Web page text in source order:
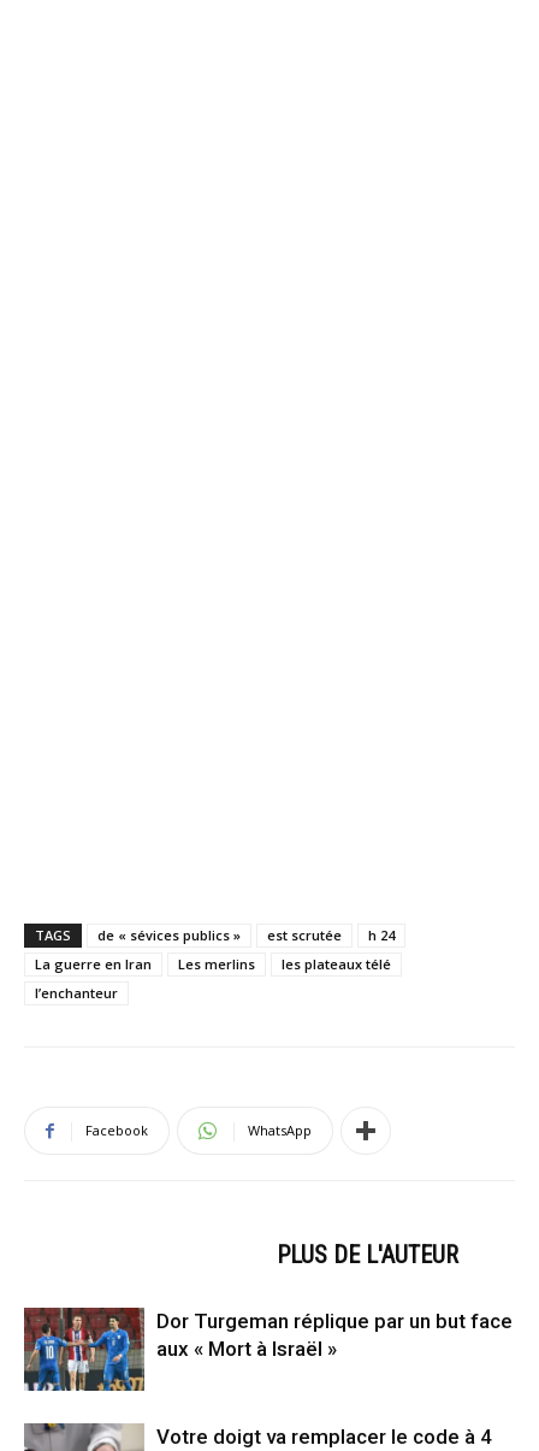
TAGS de « sévices publics » est scrutée
h 24
La guerre en Iran
Les merlins
les plateaux télé
l’enchanteur
Facebook WhatsApp
PLUS DE L'AUTEUR
Dor Turgeman réplique par un but face
aux « Mort à Israël »
Votre doigt va remplacer le code à 4